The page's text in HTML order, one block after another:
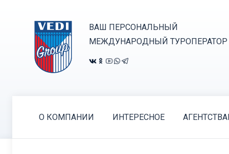
ВАШ ПЕРСОНАЛЬНЫЙ
МЕЖДУНАРОДНЫЙ ТУРОПЕРАТОР
О КОМПАНИИ ИНТЕРЕСНОЕ